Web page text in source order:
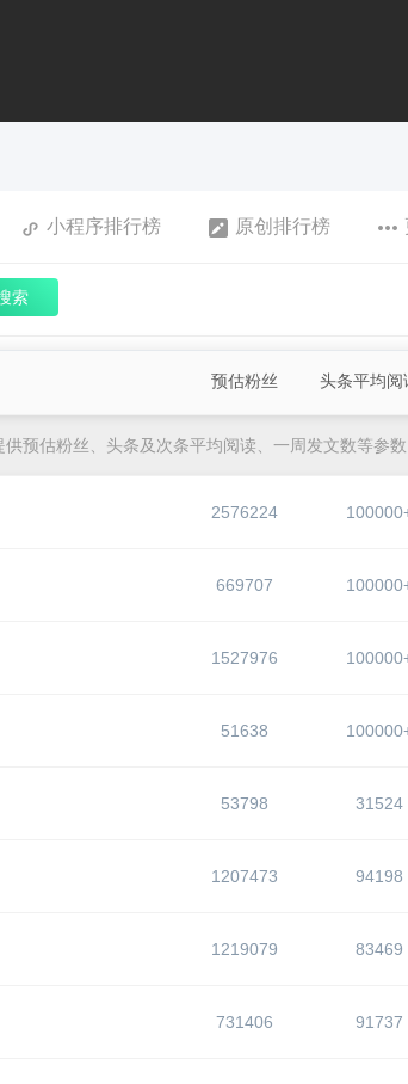
小程序排行榜 原创排行榜
索
预估粉丝 头条平均阅
预估粉丝、头条及次条平均阅读、一周发文数等参
2576224
669707
1527976
51638
53798 31524
1207473 94198
1219079 83469
731406 91737